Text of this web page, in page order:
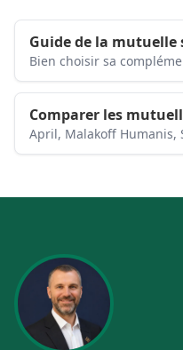
Guide de la mutuelle
Bien choisir sa
Comparer les
April, Malakoff Humanis,